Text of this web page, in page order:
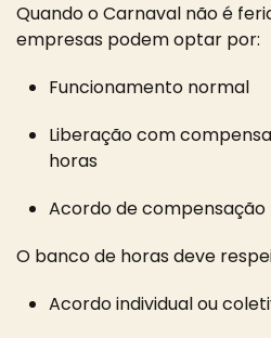
Quando o Carnaval não é
empresas podem optar por:
Funcionamento normal
Liberação com
horas
Acordo de compensação
O banco de horas deve
Acordo individual ou